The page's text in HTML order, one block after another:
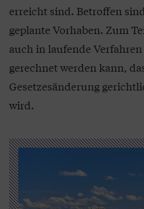
erreicht sind. Betroffen
geplante Vorhaben. Zum
auch in laufende
gerechnet werden kann,
Gesetzesänderung
wird.